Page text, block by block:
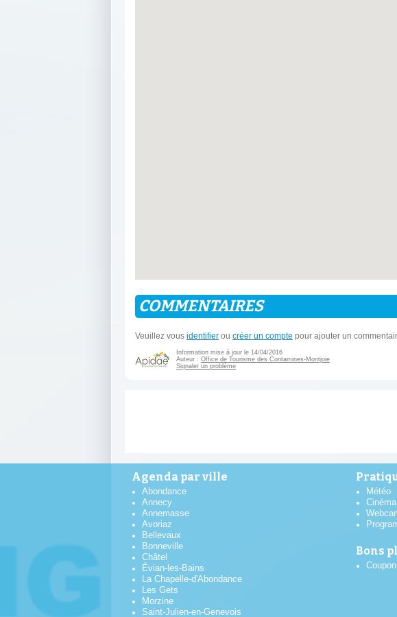
COMMENTAIRES
Veuillez vous identifier ou créer un compte pour ajouter un
Information mise à jour le 14/04/2016
Auteur : Office de Tourisme des Contamines-Montjoie
Signaler un problème
Agenda par ville
Abondance
Annecy
Annemasse
Avoriaz
Bellevaux
Bonneville
Châtel
Évian-les-Bains
La Chapelle-d'Abondance
Les Gets
Morzine
Saint-Julien-en-Genevois
Météo
Cinéma
Bons